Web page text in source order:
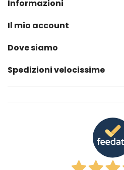
Informazioni
Il mio account
Dove siamo
Spedizioni velocissime